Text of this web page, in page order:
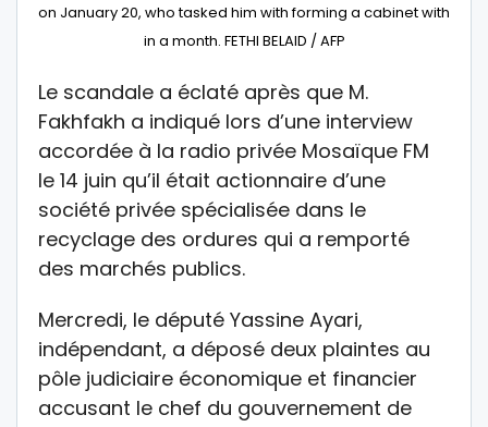
on January 20, who tasked him with forming a cabinet with
in a month. FETHI BELAID / AFP
Le scandale a éclaté après que M.
Fakhfakh a indiqué lors d’une interview
accordée à la radio privée Mosaïque FM
le 14 juin qu’il était actionnaire d’une
société privée spécialisée dans le
recyclage des ordures qui a remporté
des marchés publics.
Mercredi, le député Yassine Ayari,
indépendant, a déposé deux plaintes au
pôle judiciaire économique et financier
accusant le chef du gouvernement de